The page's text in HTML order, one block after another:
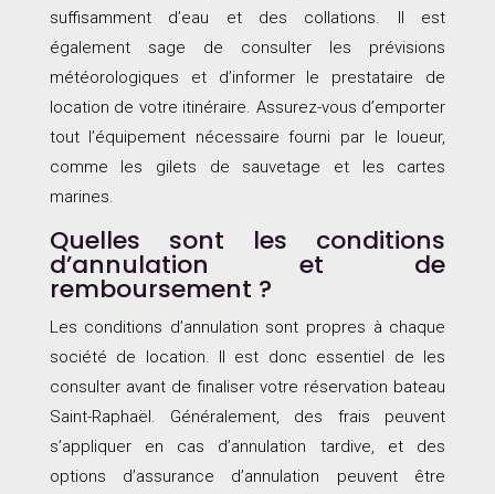
suffisamment d’eau et des collations. Il est
également sage de consulter les prévisions
météorologiques et d’informer le prestataire de
location de votre itinéraire. Assurez-vous d’emporter
tout l’équipement nécessaire fourni par le loueur,
comme les gilets de sauvetage et les cartes
marines.
Quelles sont les conditions
d’annulation et de
remboursement ?
Les conditions d’annulation sont propres à chaque
société de location. Il est donc essentiel de les
consulter avant de finaliser votre réservation bateau
Saint-Raphaël. Généralement, des frais peuvent
s’appliquer en cas d’annulation tardive, et des
options d’assurance d’annulation peuvent être